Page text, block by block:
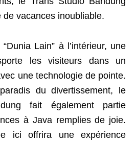
vacances inoubliable.
Lain” à l’intérieur, une
les visiteurs dans un
une technologie de pointe.
du divertissement, le
fait également partie
à Java remplies de joie.
ici offrira une expérience